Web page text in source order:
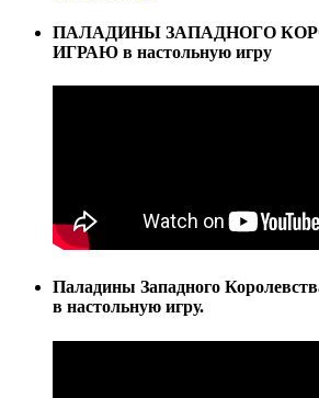
ПАЛАДИНЫ ЗАПАДНОГО
ИГРАЮ в настольную игру
Паладины Западного
в настольную игру.